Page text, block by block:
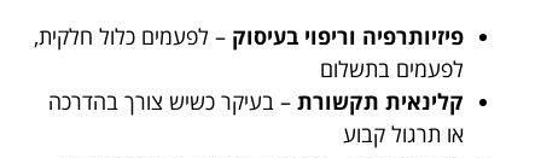
פיזיותרפיה וריפוי בעיסוק – לפעמים כלול חלקית,
לפעמים בתשלום
קלינאית תקשורת – בעיקר כשיש צורך בהדרכה
או תרגול קבוע